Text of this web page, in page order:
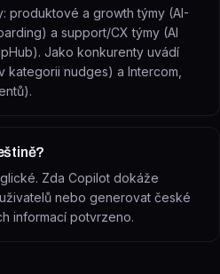
produktové a growth týmy (AI-
a support/CX týmy (AI
Jako konkurenty uvádí
kategorii nudges) a Intercom,
Zda Copilot dokáže
nebo generovat české
informací potvrzeno.